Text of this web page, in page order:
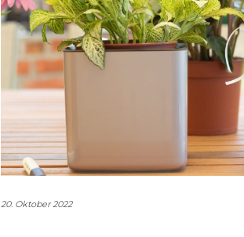
20. Oktober 2022